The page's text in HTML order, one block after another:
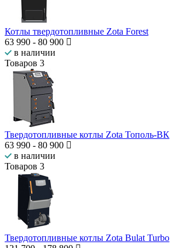
Котлы твердотопливные Zota Forest
63 990 - 80 900
в наличии
Товаров 3
Твердотопливные котлы Zota Тополь-ВК
63 990 - 80 900
в наличии
Товаров 3
Твердотопливные котлы Zota Bulat Turbo